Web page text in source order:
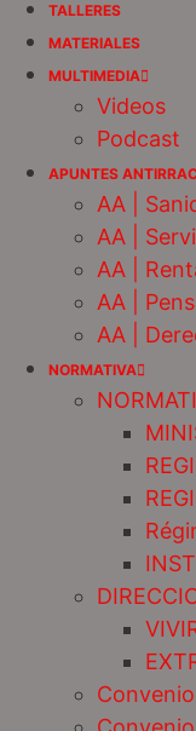
TALLERES
MATERIALES
MULTIMEDIA
Videos
Podcast
APUNTES
AA |
AA |
AA |
AA |
AA |
NORMATIVA